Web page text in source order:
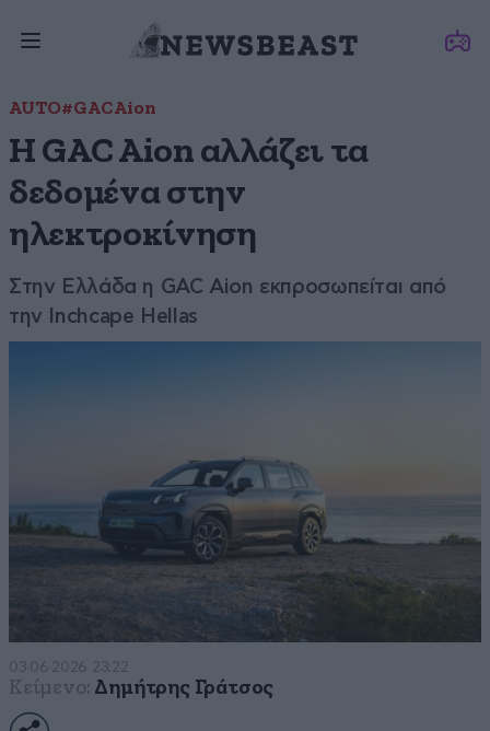
AUTO#GAC Aion
Η GAC Aion αλλάζει τα
δεδομένα στην
ηλεκτροκίνηση
Στην Ελλάδα η GAC Aion εκπροσωπείται από
την Inchcape Hellas
03·06·2026 23:22
Κείμενο: Δημήτρης Γράτσος